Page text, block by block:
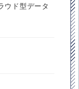
ウド型データ